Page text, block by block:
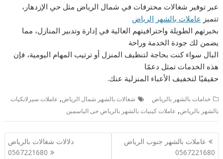
عبر توفير شغالات محترفات في شمال الرياض مثل حي الإزدهار،
تتميز عاملات بالشهر الرياض
بخبرتهم الطويلة واحترافيتهم العالية في إدارة وتدبير المنازل، مما
يضمن لك جودة الخدمة وراحة
البال سواء كنت بحاجة لتنظيف المنزل أو ترتيب المهام اليومية، فإن
هذه الخدمات تمثل دعمًا
حقيقيًا لتخفيف الأعباء المنزلية عنك.
خدامات بالشهر بالرياض شغالات بالشهر شمال الرياض, عاملات سيرلانكيات
بالشهر بالرياض, عاملات كينيات بالشهر بالرياض حى الياسمين
تصفّح
المقالات
عاملات بالشهر جنوب الرياض
0567221680
دلالات شغالات بالرياض
0567221680